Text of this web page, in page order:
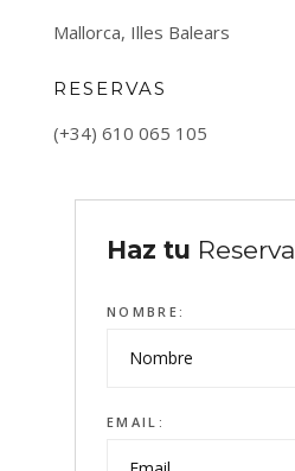
Mallorca, Illes Balears
RESERVAS
(+34) 610 065 105
Haz tu Reserva
NOMBRE:
EMAIL: